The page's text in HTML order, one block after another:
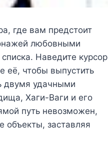
где вам предстоит
любовными
Наведите курсор
её, чтобы выпустить
двумя удачными
Хаги-Ваги и его
путь невозможен,
объекты, заставляя